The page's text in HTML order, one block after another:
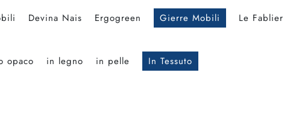
Devina Nais Ergogreen Gierre Mobili Le Fablier
opaco in legno in pelle In Tessuto